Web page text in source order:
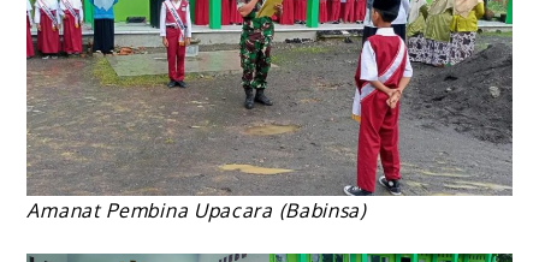
Amanat Pembina Upacara (Babinsa)